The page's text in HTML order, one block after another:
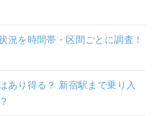
況を時間帯・区間ごとに調査！
あり得る？ 新宿駅まで乗り入